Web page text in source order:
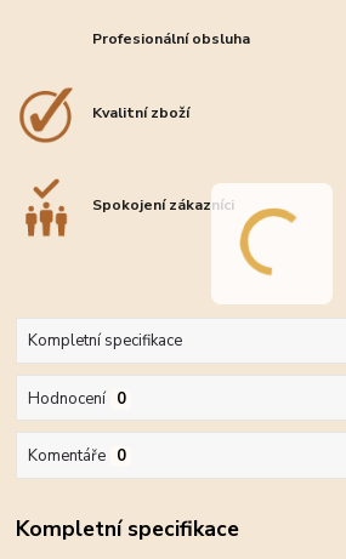
Profesionální obsluha
Kvalitní zboží
Spokojení zákazníci
Kompletní specifikace
Hodnocení 0
Komentáře 0
Kompletní specifikace